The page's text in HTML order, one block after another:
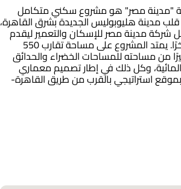
"مدينة مصر" هو مشروع سكني متكامل
مدينة هليوبوليس الجديدة بشرق القاهرة،
مدينة مصر للإسكان والتعمير ليقدم
أسلوب حياة عصريًا وفاخرًا. يمتد المشروع على مساحة تقارب 550
من مساحته للمساحات الخضراء والحدائق
وكل ذلك في إطار تصميم معماري
استراتيجي بالقرب من طريق القاهرة-